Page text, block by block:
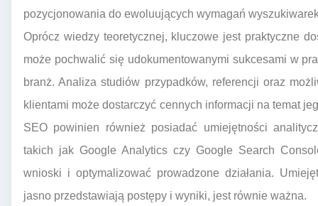
pozycjonowania do ewoluujących wymagań
Oprócz wiedzy teoretycznej, kluczowe jest praktyczne
może pochwalić się udokumentowanymi sukcesami w
branż. Analiza studiów przypadków, referencji oraz
klientami może dostarczyć cennych informacji na temat
SEO powinien również posiadać umiejętności
takich jak Google Analytics czy Google Search
wnioski i optymalizować prowadzone działania.
jasno przedstawiają postępy i wyniki, jest równie ważna.